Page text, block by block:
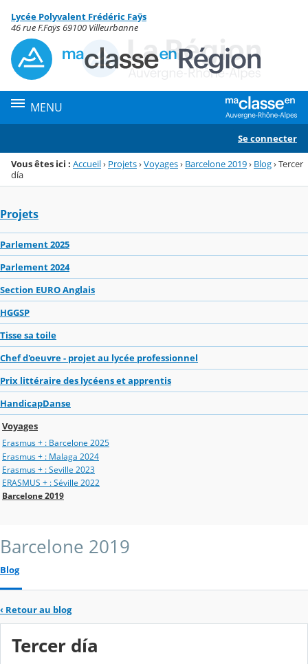
Menu de la rubrique
Contenu
Lycée Polyvalent Frédéric Faÿs
46 rue F.Faÿs 69100 Villeurbanne
MENU
Se connecter
Vous êtes ici : Accueil› Projets›Voyages› Barcelone 2019› Blog›Tercer
día
Projets
Parlement 2025
Parlement 2024
Section EURO Anglais
HGGSP
Tisse sa toile
Chef d'oeuvre - projet au lycée professionnel
Prix littéraire des lycéens et apprentis
HandicapDanse
Voyages
Erasmus + : Barcelone 2025
Erasmus + : Malaga 2024
Erasmus + : Seville 2023
ERASMUS + : Séville 2022
Barcelone 2019
Barcelone 2019
Blog
‹ Retour au blog
Tercer día